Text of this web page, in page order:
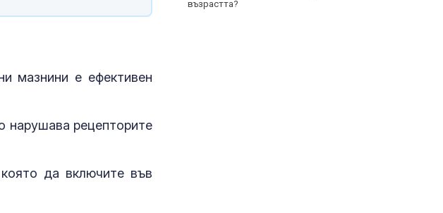
мазнини е ефективен
нарушава рецепторите
да включите във